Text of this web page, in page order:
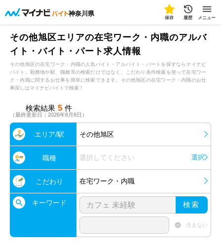
神奈川県
保存 履歴 メニュー
その他旭区エリアの在宅ワーク・内職のアルバ
イト・バイト・パート求人情報
その他旭区の在宅ワーク・内職の人気バイト・アルバイト・パートを探すならマイナビ
バイト。勤務地や駅、職種等の検索だけではなく、こだわり条件検索を使って在宅ワー
ク・内職に関するお仕事を簡単に検索できます。その他旭区の在宅ワーク・内職のお仕
事探しはマイナビバイトで検索！
検索結果 5 件
（最終更新日：2026年8月8日）
エリア/駅 その他旭区
職種 選択してください 選択
こだわり 在宅ワーク・内職
キーワード 検索
含まない